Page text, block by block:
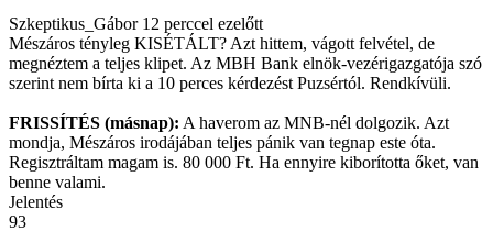
Szkeptikus_Gábor 12 perccel ezelőtt
Mészáros tényleg KISÉTÁLT? Azt hittem, vágott felvétel, de
megnéztem a teljes klipet. Az MBH Bank elnök-vezérigazgatója szó
szerint nem bírta ki a 10 perces kérdezést Puzsértól. Rendkívüli.
FRISSÍTÉS (másnap): A haverom az MNB-nél dolgozik. Azt
mondja, Mészáros irodájában teljes pánik van tegnap este óta.
Regisztráltam magam is. 80 000 Ft. Ha ennyire kiborította őket, van
benne valami.
Jelentés
93